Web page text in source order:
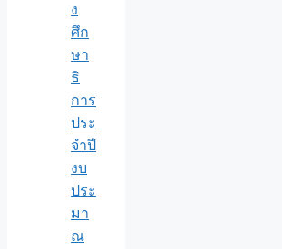
ง
ศึก
ษา
ธิ
การ
ประ
จำปี
งบ
ประ
มา
ณ